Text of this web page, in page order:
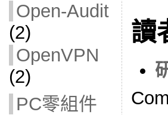
Open-Audit
(2)
OpenVPN
(2)
PC零組件
讀